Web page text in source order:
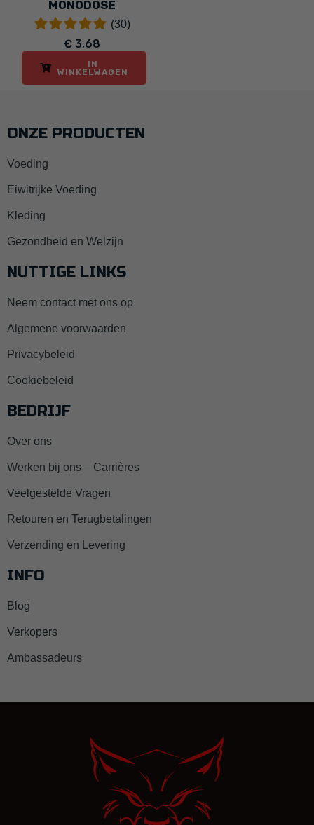
MONODOSE
(30)
€ 3,68
IN
WINKELWAGEN
ONZE PRODUCTEN
Voeding
Eiwitrijke Voeding
Kleding
Gezondheid en Welzijn
NUTTIGE LINKS
Neem contact met ons op
Algemene voorwaarden
Privacybeleid
Cookiebeleid
BEDRIJF
Over ons
Werken bij ons – Carrières
Veelgestelde Vragen
Retouren en Terugbetalingen
Verzending en Levering
INFO
Blog
Verkopers
Ambassadeurs